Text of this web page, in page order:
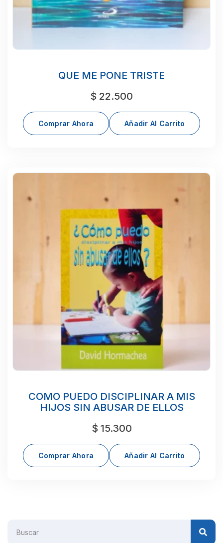
QUE ME PONE TRISTE
$ 22.500
Comprar Ahora Añadir Al Carrito
COMO PUEDO DISCIPLINAR A MIS
HIJOS SIN ABUSAR DE ELLOS
$ 15.300
Comprar Ahora Añadir Al Carrito